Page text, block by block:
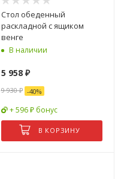
Стол обеденный
раскладной с ящиком
венге
В наличии
5 958₽
9 930₽ -40%
+ 596 ₽ бонус
В КОРЗИНУ